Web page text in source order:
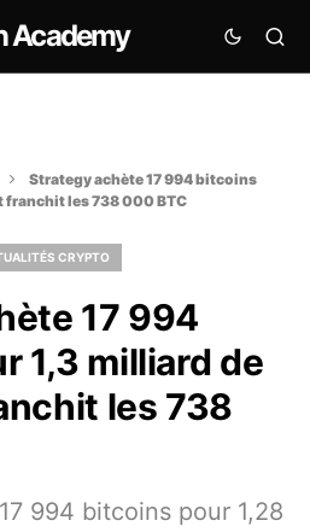
Academy
Strategy achète 17 994 bitcoins
franchit les 738 000 BTC
CRYPTO
17 994
1,3 milliard de
les 738
994 bitcoins pour 1,28